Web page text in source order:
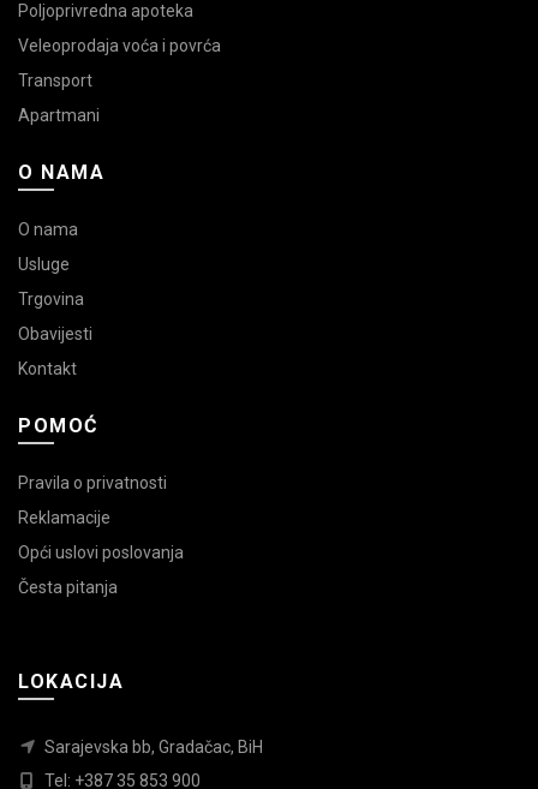
Poljoprivredna apoteka
Veleoprodaja voća i povrća
Transport
Apartmani
O NAMA
O nama
Usluge
Trgovina
Obavijesti
Kontakt
POMOĆ
Pravila o privatnosti
Reklamacije
Opći uslovi poslovanja
Česta pitanja
LOKACIJA
Sarajevska bb, Gradačac, BiH
Tel: +387 35 853 900